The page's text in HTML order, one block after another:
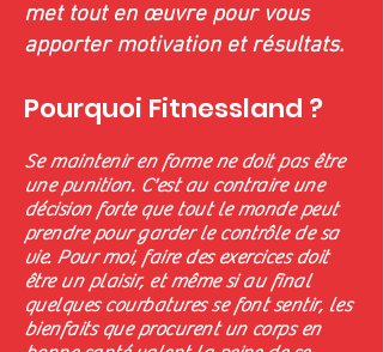
met tout en œuvre pour vous
apporter motivation et résultats.
Pourquoi Fitnessland ?
Se maintenir en forme ne doit pas être
une punition. C'est au contraire une
décision forte que tout le monde peut
prendre pour garder le contrôle de sa
vie. Pour moi, faire des exercices doit
être un plaisir, et même si au final
quelques courbatures se font sentir, les
bienfaits que procurent un corps en